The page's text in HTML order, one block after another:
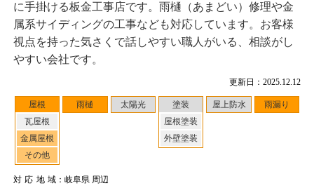
更新日：2025.12.12
屋根
瓦屋根
金属屋根
その他
雨樋 太陽光
塗装
屋根塗装
外壁塗装
屋上防水 雨漏り
対応地域：岐阜県 周辺
に手掛ける板金工事店です。雨樋（あまどい）修理や金
属系サイディングの工事なども対応しています。お客様
視点を持った気さくで話しやすい職人がいる、相談がし
やすい会社です。